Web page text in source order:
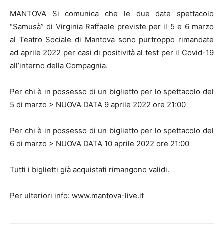
MANTOVA Si comunica che le due date spettacolo
“Samusà” di Virginia Raffaele previste per il 5 e 6 marzo
al Teatro Sociale di Mantova sono purtroppo rimandate
ad aprile 2022 per casi di positività al test per il Covid-19
all’interno della Compagnia.
Per chi è in possesso di un biglietto per lo spettacolo del
5 di marzo > NUOVA DATA 9 aprile 2022 ore 21:00
Per chi è in possesso di un biglietto per lo spettacolo del
6 di marzo > NUOVA DATA 10 aprile 2022 ore 21:00
Tutti i biglietti già acquistati rimangono validi.
Per ulteriori info: www.mantova-live.it